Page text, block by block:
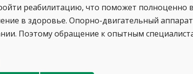
реабилитацию, что поможет полноценно
в здоровье. Опорно-двигательный
Поэтому обращение к опытным